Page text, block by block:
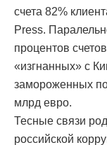
счета 82%
Press.
процентов
«изгнанных» с
замороженных
млрд евро.
Тесные связи
российской